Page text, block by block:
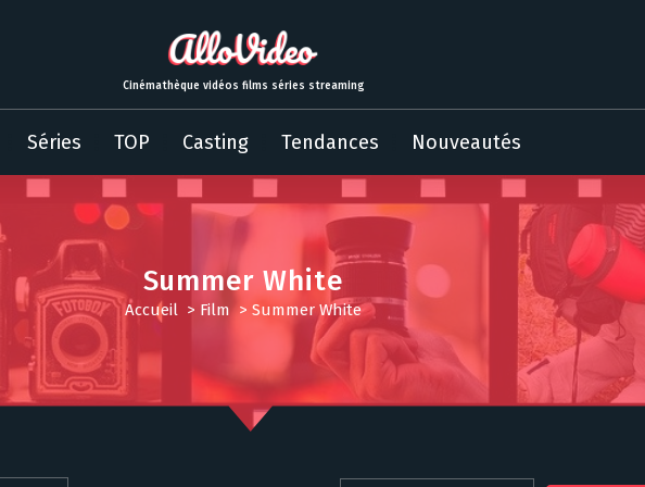
Cinémathèque vidéos films séries streaming
Séries TOP Casting Tendances Nouveautés
Summer White
Accueil > Film> Summer White